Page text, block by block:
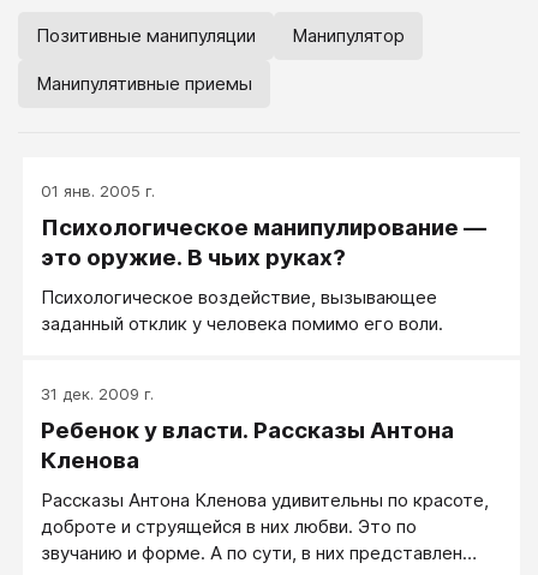
Позитивные манипуляции Манипулятор
Манипулятивные приемы
01 янв. 2005 г.
Психологическое манипулирование —
это оружие. В чьих руках?
Психологическое воздействие, вызывающее
заданный отклик у человека помимо его воли.
31 дек. 2009 г.
Ребенок у власти. Рассказы Антона
Кленова
Рассказы Антона Кленова удивительны по красоте,
доброте и струящейся в них любви. Это по
звучанию и форме. А по сути, в них представлен